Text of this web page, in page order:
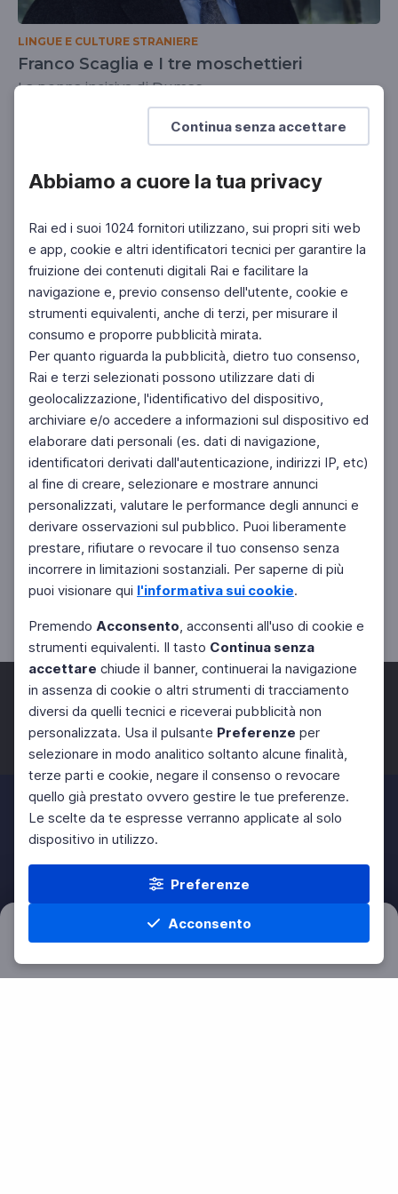
Continua senza accettare
Abbiamo a cuore la tua privacy
Rai ed i suoi 1024 fornitori utilizzano, sui propri siti web
e app, cookie e altri identificatori tecnici per garantire la
fruizione dei contenuti digitali Rai e facilitare la
navigazione e, previo consenso dell'utente, cookie e
strumenti equivalenti, anche di terzi, per misurare il
consumo e proporre pubblicità mirata.
Per quanto riguarda la pubblicità, dietro tuo consenso,
Rai e terzi selezionati possono utilizzare dati di
geolocalizzazione, l'identificativo del dispositivo,
archiviare e/o accedere a informazioni sul dispositivo ed
elaborare dati personali (es. dati di navigazione,
identificatori derivati dall'autenticazione, indirizzi IP, etc)
al fine di creare, selezionare e mostrare annunci
personalizzati, valutare le performance degli annunci e
derivare osservazioni sul pubblico. Puoi liberamente
prestare, rifiutare o revocare il tuo consenso senza
incorrere in limitazioni sostanziali. Per saperne di più
puoi visionare qui l'informativa sui cookie.
Premendo Acconsento, acconsenti all'uso di cookie e
strumenti equivalenti. Il tasto Continua senza
accettare chiude il banner, continuerai la navigazione
in assenza di cookie o altri strumenti di tracciamento
diversi da quelli tecnici e riceverai pubblicità non
personalizzata. Usa il pulsante Preferenze per
selezionare in modo analitico soltanto alcune finalità,
terze parti e cookie, negare il consenso o revocare
quello già prestato ovvero gestire le tue preferenze.
Le scelte da te espresse verranno applicate al solo
dispositivo in utilizzo.
Preferenze
Acconsento
Home Materie Cerca Menu
LINGUE E CULTURE STRANIERE
Franco Scaglia e I tre moschettieri
La penna incisiva di Dumas
Filtri Azzera
Facebook Twitter Instagram